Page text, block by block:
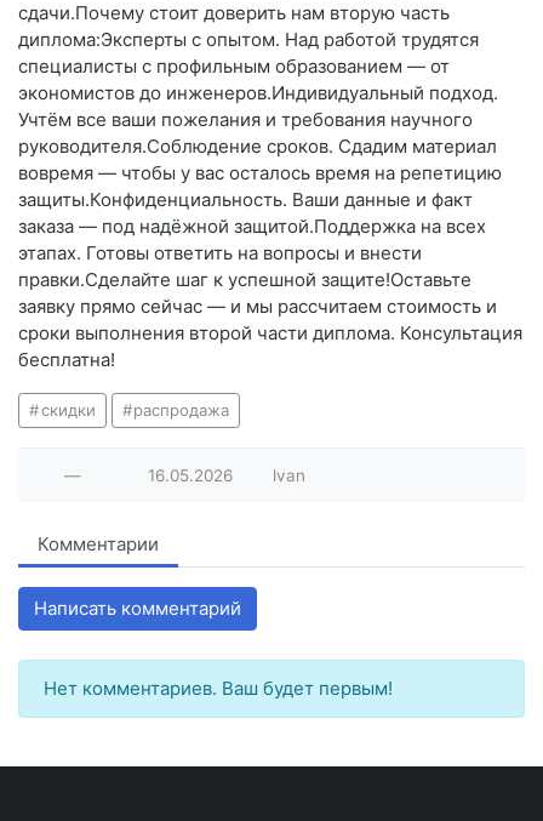
сдачи.Почему стоит доверить нам вторую часть
диплома:Эксперты с опытом. Над работой трудятся
специалисты с профильным образованием — от
экономистов до инженеров.Индивидуальный подход.
Учтём все ваши пожелания и требования научного
руководителя.Соблюдение сроков. Сдадим материал
вовремя — чтобы у вас осталось время на репетицию
защиты.Конфиденциальность. Ваши данные и факт
заказа — под надёжной защитой.Поддержка на всех
этапах. Готовы ответить на вопросы и внести
правки.Сделайте шаг к успешной защите!Оставьте
заявку прямо сейчас — и мы рассчитаем стоимость и
сроки выполнения второй части диплома. Консультация
бесплатна!
скидки распродажа
— 16.05.2026 lvan
Комментарии
Написать комментарий
Нет комментариев. Ваш будет первым!